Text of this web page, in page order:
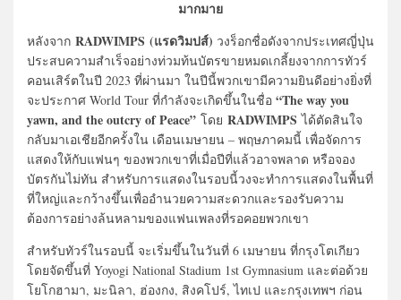
มากมาย
หลังจาก RADWIMPS (แรดวิมปส์) วงร็อกชื่อดังจากประเทศญี่ปุ่น
ประสบความสำเร็จอย่างท่วมท้นบัตรขายหมดเกลี้ยงจากการทัวร์
คอนเสิร์ตในปี 2023 ที่ผ่านมา ในปีนี้พวกเขามีความยินดีอย่างยิ่งที่
จะประกาศ World Tour ที่กำลังจะเกิดขึ้นในชื่อ “The way you
yawn, and the outcry of Peace” โดย RADWIMPS ได้ตัดสินใจ
กลับมาเอเชียอีกครั้งใน เดือนเมษายน – พฤษภาคมนี้ เพื่อจัดการ
แสดงให้กับแฟนๆ ของพวกเขาที่เมื่อปีที่แล้วอาจพลาด หรือจอง
บัตรกันไม่ทัน สำหรับการแสดงในรอบนี้วงจะทำการแสดงในพื้นที่
ที่ใหญ่และกว้างขึ้นเพื่ออำนวยความสะดวกและรองรับความ
ต้องการอย่างล้นหลามของแฟนเพลงที่รอคอยพวกเขา
สำหรับทัวร์ในรอบนี้ จะเริ่มขึ้นในวันที่ 6 เมษายน ที่กรุงโตเกียว
โดยจัดขึ้นที่ Yoyogi National Stadium 1st Gymnasium และต่อด้วย
โยโกฮามา, มะนิลา, ฮ่องกง, สิงคโปร์, ไทเป และกรุงเทพฯ ก่อน